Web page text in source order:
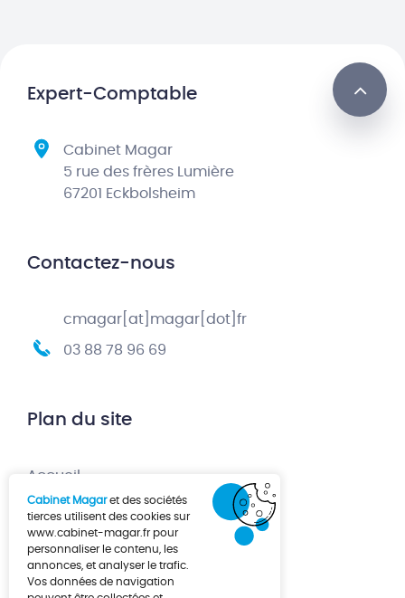
Expert-Comptable
Cabinet Magar
5 rue des frères Lumière
67201 Eckbolsheim
Contactez-nous
cmagar[at]magar[dot]fr
03 88 78 96 69
Plan du site
Accueil
Création d’entreprise
Développement d’entreprise
À propos
Cabinet Magaret des sociétés
tierces utilisent des cookies sur
www.cabinet-magar.frpour
personnaliser le contenu, les
annonces, et analyser le trafic.
Vos données de navigation